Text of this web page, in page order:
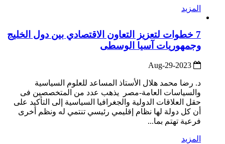
المزيد
7 خطوات لتعزيز التعاون الاقتصادي بين دول الخليج
وجمهوريات آسيا الوسطى
د. رضا محمد هلال الأستاذ المساعد للعلوم السياسية
والسياسات العامة-مصر يذهب عدد من المتخصصين فى
حقل العلاقات الدولية والجغرافيا السياسية إلى التأكيد على
أن كل دولة لها نظام إقليمي رئيسي تنتمي له ونظم أخرى
فرعية تهتم بما...
المزيد